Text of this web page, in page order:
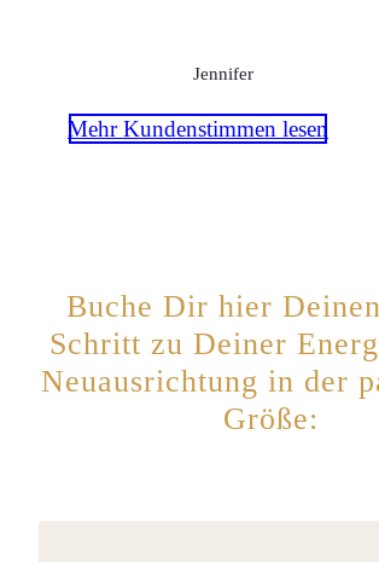
Jennifer
Mehr Kundenstimmen lesen
Buche Dir hier
Schritt zu Deiner
Neuausrichtung in der
Größe: